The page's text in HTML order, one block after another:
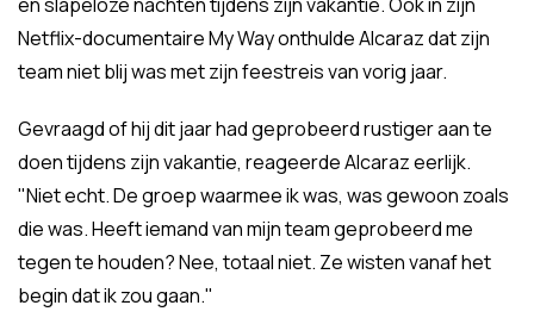
Netflix-documentaire My Way onthulde Alcaraz dat zijn
team niet blij was met zijn feestreis van vorig jaar.
Gevraagd of hij dit jaar had geprobeerd rustiger aan te
doen tijdens zijn vakantie, reageerde Alcaraz eerlijk.
"Niet echt. De groep waarmee ik was, was gewoon zoals
die was. Heeft iemand van mijn team geprobeerd me
tegen te houden? Nee, totaal niet. Ze wisten vanaf het
begin dat ik zou gaan."